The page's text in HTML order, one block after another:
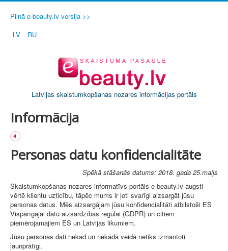
Pilnā e-beauty.lv versija >>
LV
RU
Latvijas skaistumkopšanas nozares informācijas portāls
Informācija
Personas datu konfidencialitāte
Spēkā stāšanās datums: 2018. gada 25.maijs
Skaistumkopšanas nozares informatīvs portāls e-beauty.lv augsti
vērtē klientu uzticību, tāpēc mums ir ļoti svarīgi aizsargāt jūsu
personas datus. Mēs aizsargājam jūsu konfidencialitāti atbilstoši ES
Vispārīgajai datu aizsardzības regulai (GDPR) un citiem
piemērojamajiem ES un Latvijas likumiem.
Jūsu personas dati nekad un nekādā veidā netiks izmantoti
ļaunprātīgi.